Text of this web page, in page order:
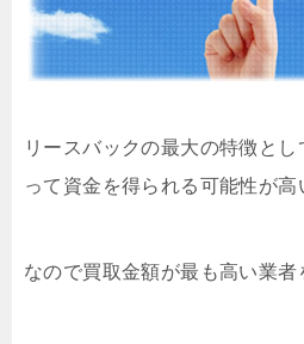
リースバックの最大の特徴と
って資金を得られる可能性が高
なので買取金額が最も高い業者